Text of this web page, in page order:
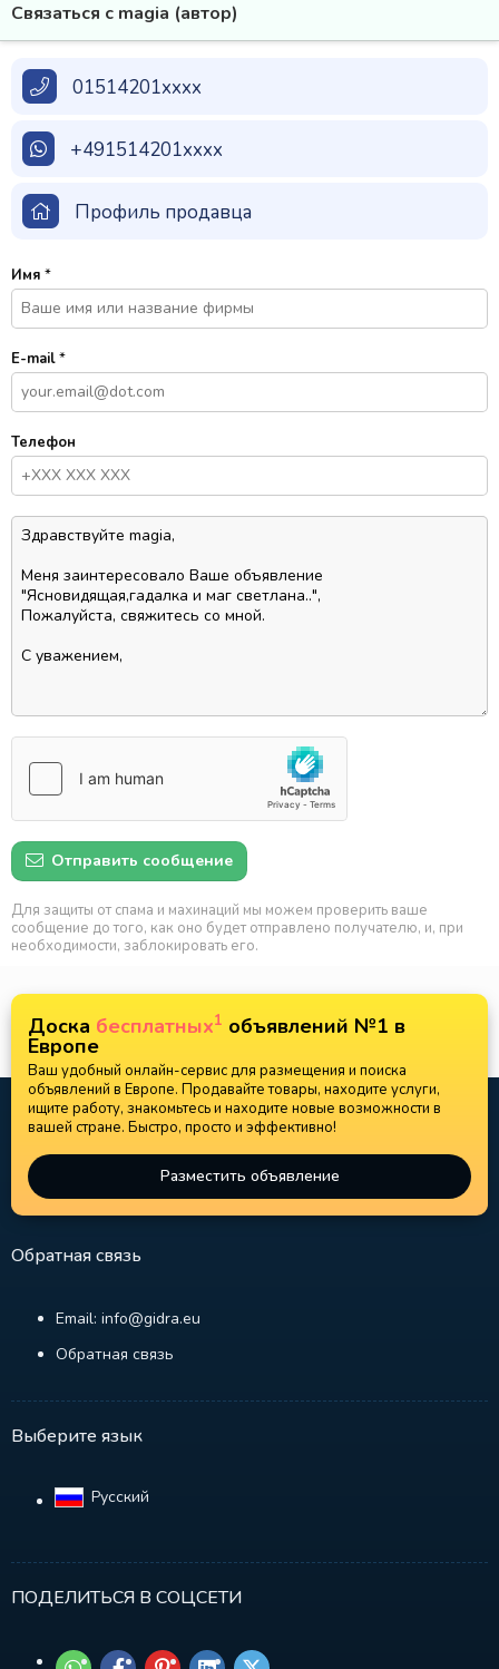
Связаться с magia (автор)
01514201xxxx
+491514201xxxx
Профиль продавца
Имя *
E-mail*
Телефон
Отправить сообщение
Для защиты от спама и махинаций мы можем проверить ваше
сообщение до того, как оно будет отправлено получателю, и, при
необходимости, заблокировать его.
Доска бесплатных1 объявлений №1 в
Европе
Ваш удобный онлайн-сервис для размещения и поиска
объявлений в Европе. Продавайте товары, находите услуги,
ищите работу, знакомьтесь и находите новые возможности в
вашей стране. Быстро, просто и эффективно!
Разместить объявление
Обратная связь
Email: info@gidra.eu
Обратная связь
Выберите язык
Русский‎
ПОДЕЛИТЬСЯ В СОЦСЕТИ